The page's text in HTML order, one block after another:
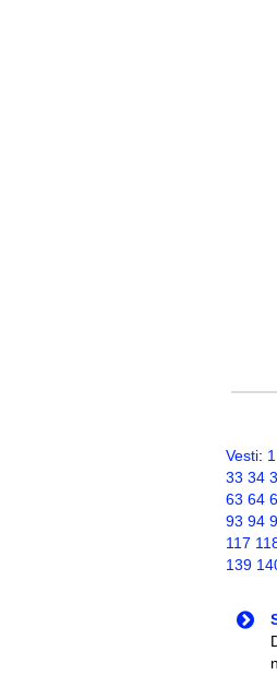
Vesti: 1
33 34
63 64
93 94
117
139